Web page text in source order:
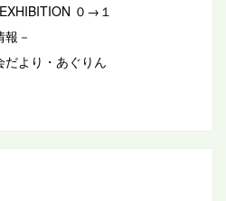
０→１
－
より・あぐりん